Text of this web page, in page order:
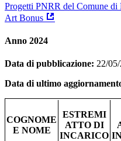
Progetti PNRR del Comune di
Art Bonus
Anno 2024
Data di pubblicazione: 22/
Data di ultimo
COGNOME
E NOME
ESTREMI
ATTO DI
INCARICO